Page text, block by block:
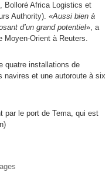
Bolloré Africa Logistics et
Authority). «Aussi bien à
d’un grand potentiel», a
Moyen-Orient à Reuters.
quatre installations de
navires et une autoroute à six
par le port de Tema, qui est